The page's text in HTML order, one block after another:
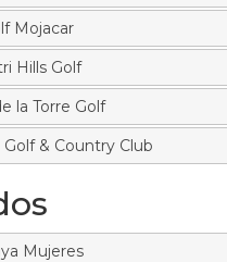
Mojacar
Hills Golf
la Torre Golf
Golf & Country Club
Mujeres